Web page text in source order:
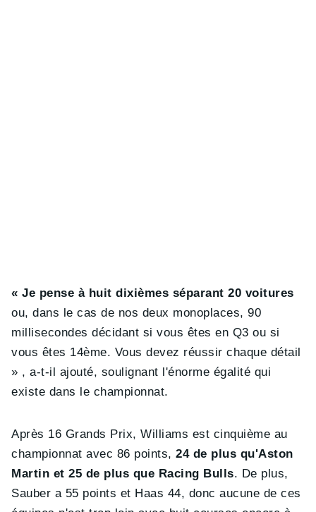
« Je pense à huit dixièmes séparant 20 voitures
ou, dans le cas de nos deux monoplaces, 90
millisecondes décidant si vous êtes en Q3 ou si
vous êtes 14ème. Vous devez réussir chaque détail
» , a-t-il ajouté, soulignant l'énorme égalité qui
existe dans le championnat.
Après 16 Grands Prix, Williams est cinquième au
championnat avec 86 points,24 de plus qu'Aston
Martin et 25 de plus que Racing Bulls. De plus,
Sauber a 55 points et Haas 44, donc aucune de ces